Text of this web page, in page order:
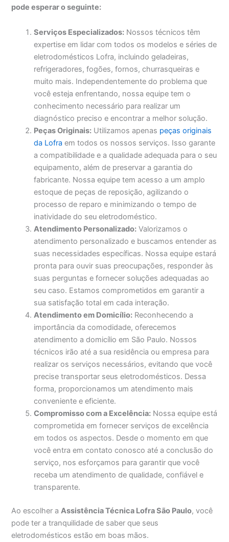
pode esperar o seguinte:
Serviços Especializados: Nossos técnicos têm
expertise em lidar com todos os modelos e séries de
eletrodomésticos Lofra, incluindo geladeiras,
refrigeradores, fogões, fornos, churrasqueiras e
muito mais. Independentemente do problema que
você esteja enfrentando, nossa equipe tem o
conhecimento necessário para realizar um
diagnóstico preciso e encontrar a melhor solução.
Peças Originais: Utilizamos apenas peças originais
da Lofra em todos os nossos serviços. Isso garante
a compatibilidade e a qualidade adequada para o seu
equipamento, além de preservar a garantia do
fabricante. Nossa equipe tem acesso a um amplo
estoque de peças de reposição, agilizando o
processo de reparo e minimizando o tempo de
inatividade do seu eletrodoméstico.
Atendimento Personalizado: Valorizamos o
atendimento personalizado e buscamos entender as
suas necessidades específicas. Nossa equipe estará
pronta para ouvir suas preocupações, responder às
suas perguntas e fornecer soluções adequadas ao
seu caso. Estamos comprometidos em garantir a
sua satisfação total em cada interação.
Atendimento em Domicílio: Reconhecendo a
importância da comodidade, oferecemos
atendimento a domicílio em São Paulo. Nossos
técnicos irão até a sua residência ou empresa para
realizar os serviços necessários, evitando que você
precise transportar seus eletrodomésticos. Dessa
forma, proporcionamos um atendimento mais
conveniente e eficiente.
Compromisso com a Excelência: Nossa equipe está
comprometida em fornecer serviços de excelência
em todos os aspectos. Desde o momento em que
você entra em contato conosco até a conclusão do
serviço, nos esforçamos para garantir que você
receba um atendimento de qualidade, confiável e
transparente.
Ao escolher aAssistência Técnica Lofra São Paulo, você
pode ter a tranquilidade de saber que seus
eletrodomésticos estão em boas mãos.